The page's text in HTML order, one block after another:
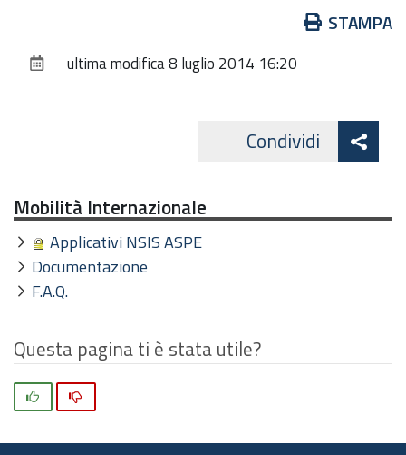
documento
STAMPA
ultima modifica8 luglio 2014 16:20
Condividi
Mobilità Internazionale
Applicativi NSIS ASPE
Documentazione
F.A.Q.
Questa pagina ti è stata utile?